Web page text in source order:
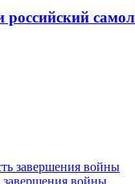
российский